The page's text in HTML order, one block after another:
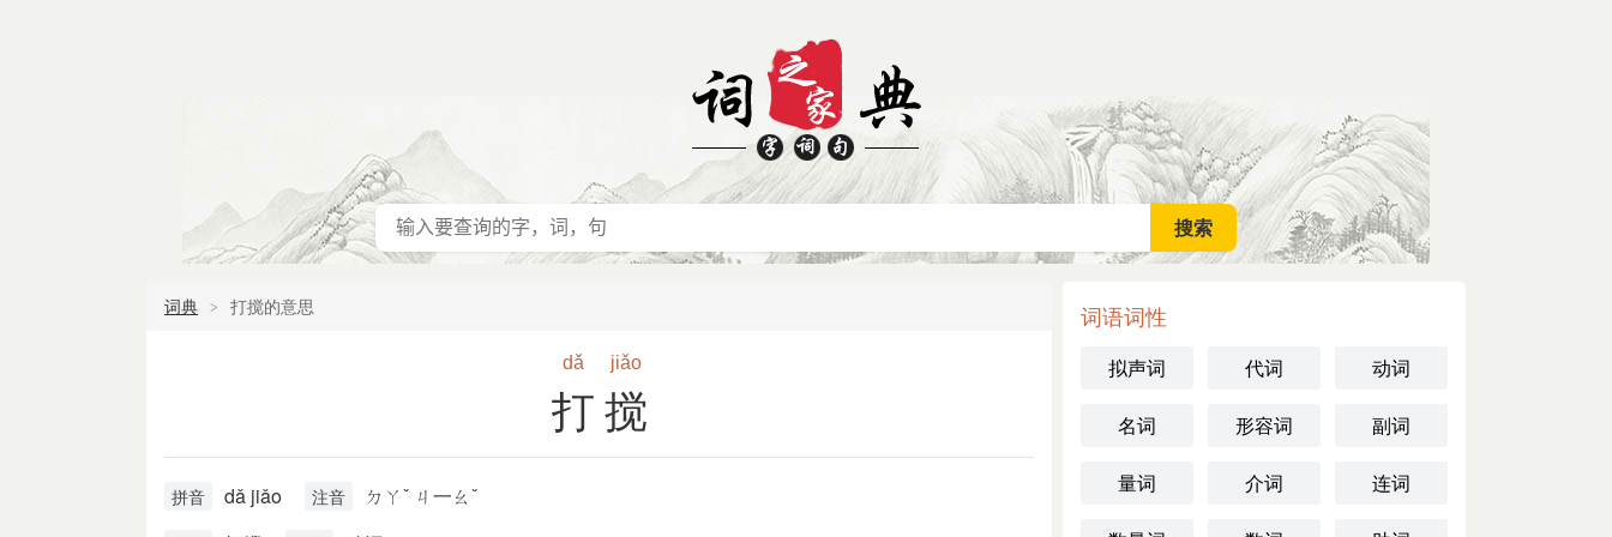
词典 打搅的意思
dǎ jiǎo
打搅
拼音 dǎ jiǎo 注音 ㄉㄚˇ ㄐ一ㄠˇ
词语词性
拟声词 代词 动词
名词 形容词 副词
量词 介词 连词